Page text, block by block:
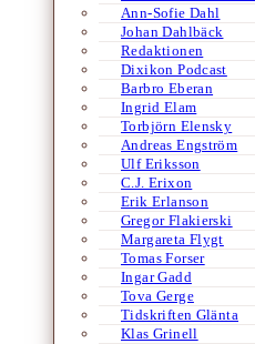
Ann-Sofie Dahl
Johan Dahlbäck
Redaktionen
Dixikon Podcast
Barbro Eberan
Ingrid Elam
Torbjörn Elensky
Andreas Engström
Ulf Eriksson
C.J. Erixon
Erik Erlanson
Gregor Flakierski
Margareta Flygt
Tomas Forser
Ingar Gadd
Tova Gerge
Tidskriften Glänta
Klas Grinell